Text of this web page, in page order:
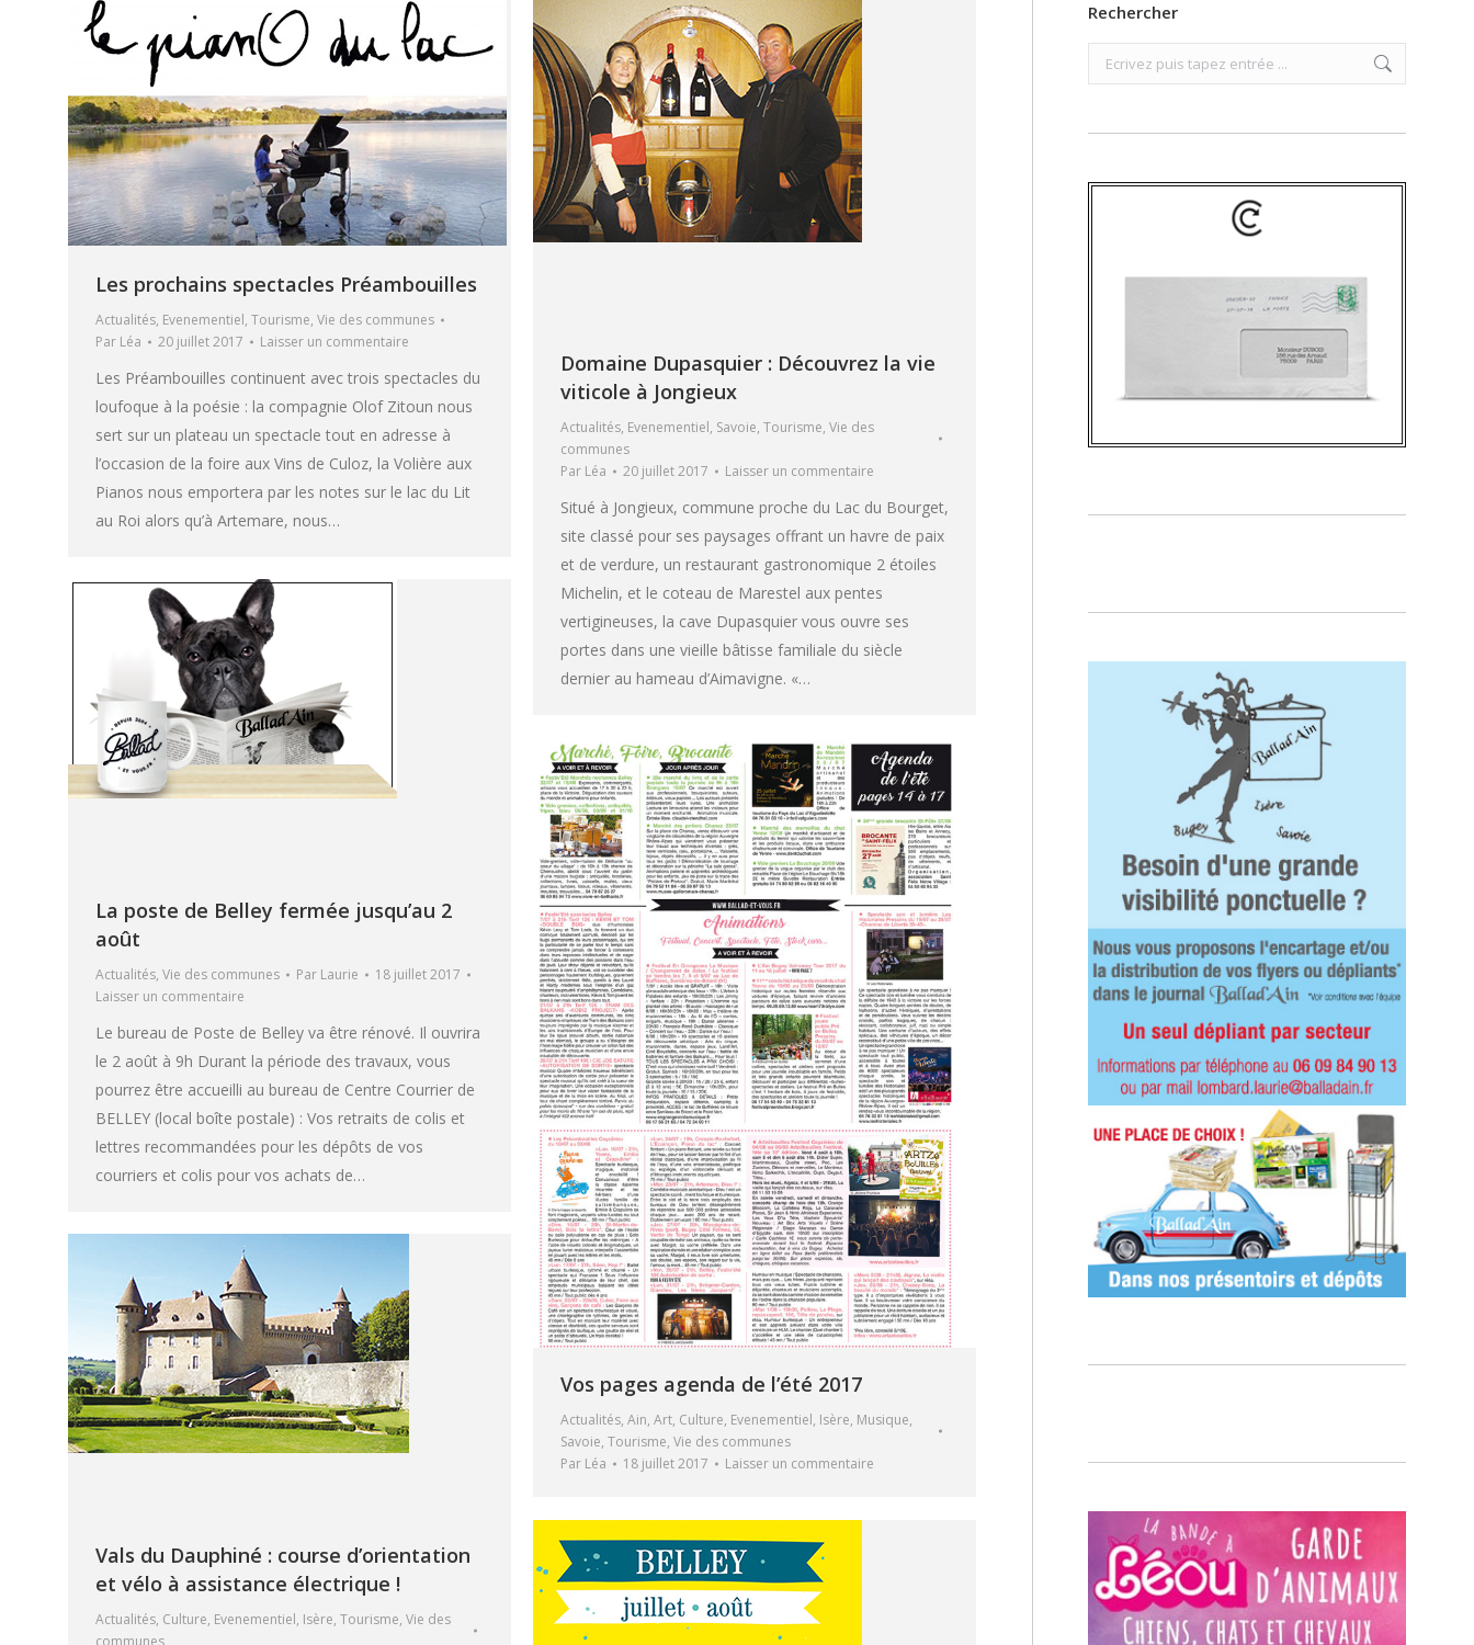
Les prochains spectacles Préambouilles
Actualités, Evenementiel, Tourisme, Vie des communes
Par Léa 20 juillet 2017 Laisser un commentaire
Les Préambouilles continuent avec trois spectacles du
loufoque à la poésie : la compagnie Olof Zitoun nous
sert sur un plateau un spectacle tout en adresse à
l’occasion de la foire aux Vins de Culoz, la Volière aux
Pianos nous emportera par les notes sur le lac du Lit
au Roi alors qu’à Artemare, nous…
Domaine Dupasquier : Découvrez la vie
viticole à Jongieux
Actualités, Evenementiel, Savoie, Tourisme, Vie des
communes
Par Léa 20 juillet 2017 Laisser un commentaire
Situé à Jongieux, commune proche du Lac du Bourget,
site classé pour ses paysages offrant un havre de paix
et de verdure, un restaurant gastronomique 2 étoiles
Michelin, et le coteau de Marestel aux pentes
vertigineuses, la cave Dupasquier vous ouvre ses
portes dans une vieille bâtisse familiale du siècle
dernier au hameau d’Aimavigne. «…
La poste de Belley fermée jusqu’au 2
août
Actualités, Vie des communes Par Laurie
18 juillet 2017
Laisser un commentaire
Le bureau de Poste de Belley va être rénové. Il ouvrira
le 2 août à 9h Durant la période des travaux, vous
pourrez être accueilli au bureau de Centre Courrier de
BELLEY (local boîte postale) : Vos retraits de colis et
lettres recommandées pour les dépôts de vos
courriers et colis pour vos achats de…
Vos pages agenda de l’été 2017
Actualités, Ain, Art, Culture, Evenementiel, Isère, Musique,
Savoie, Tourisme, Vie des communes
Par Léa 18 juillet 2017 Laisser un commentaire
Vals du Dauphiné : course d’orientation
et vélo à assistance électrique !
Actualités, Culture, Evenementiel, Isère, Tourisme, Vie des
communes
Rechercher
Search: